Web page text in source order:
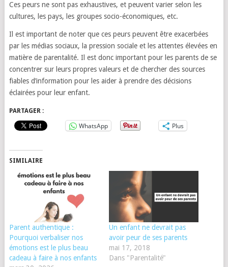
Ces peurs ne sont pas exhaustives, et peuvent varier selon les
cultures, les pays, les groupes socio-économiques, etc.
Il est important de noter que ces peurs peuvent être exacerbées
par les médias sociaux, la pression sociale et les attentes élevées en
matière de parentalité. Il est donc important pour les parents de se
concentrer sur leurs propres valeurs et de chercher des sources
fiables d’information pour les aider à prendre des décisions
éclairées pour leur enfant.
PARTAGER :
WhatsApp Plus
SIMILAIRE
Parent authentique :
Pourquoi verbaliser nos
émotions est le plus beau
cadeau à faire à nos enfants
Un enfant ne devrait pas
avoir peur de ses parents
mai 17, 2018
Dans "Parentalité"